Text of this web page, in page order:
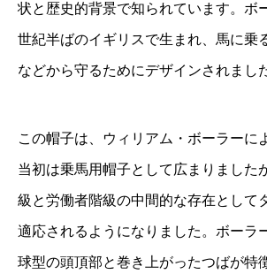
状と歴史的背景で知られています。ボ
世紀半ばのイギリスで生まれ、馬に乗
などから守るためにデザインされまし
この帽子は、ウィリアム・ボーラーに
当初は乗馬用帽子として広まりました
級と労働者階級の中間的な存在として
適応されるようになりました。ボーラ
球型の頭頂部と巻き上がったつばが特